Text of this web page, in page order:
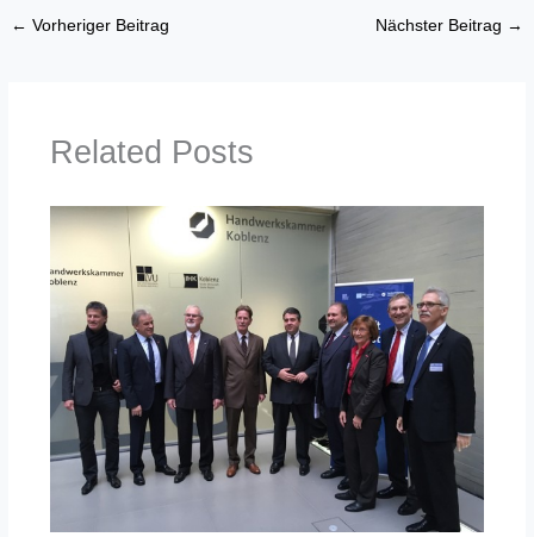
← Vorheriger Beitrag Nächster Beitrag →
Related Posts